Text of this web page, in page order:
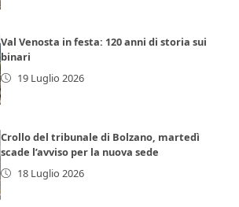
Val Venosta in festa: 120 anni di storia sui
binari
19 Luglio 2026
Crollo del tribunale di Bolzano, martedì
scade l’avviso per la nuova sede
18 Luglio 2026